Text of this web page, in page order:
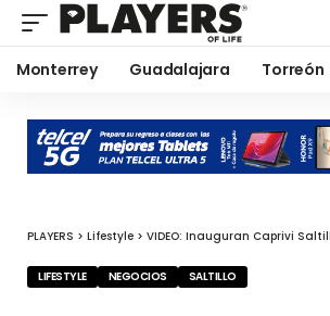
Monterrey Guadalajara Torreón
PLAYERS > Lifestyle > VIDEO: Inauguran Caprivi Saltillo; nueva propuesta
LIFESTYLE NEGOCIOS SALTILLO